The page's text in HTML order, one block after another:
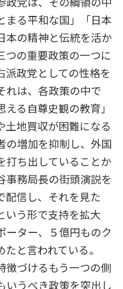
まる平和な国」「日本
本の精神と伝統を活か
つの重要政策の一つに
派政党としての性格を
れは、各政策の中で
える自尊史観の教育」
土地買収が困難になる
の増加を抑制し、外国
打ち出していることか
事務局長の街頭演説を
配信し、それを見た
いう形で支持を拡大
ーター、５億円ものク
と言われている。
づけるもう一つの側
いうべき政策を突出し